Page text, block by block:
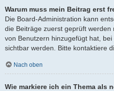
Warum muss mein Beitrag erst
Die Board-Administration kann
die Beiträge zuerst geprüft
von Benutzern hinzugefügt hat,
sichtbar werden. Bitte kontaktiere
Nach oben
Wie markiere ich ein Thema als